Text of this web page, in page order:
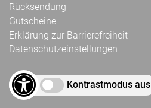
Rücksendung
Gutscheine
Erklärung zur Barrierefreiheit
Datenschutzeinstellungen
Kontrastmodus aus